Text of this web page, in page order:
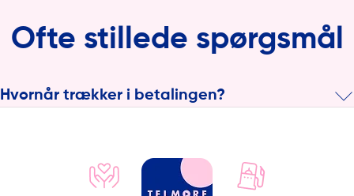
Ofte stillede spørgsmål
Hvornår trækker i betalingen?
Du kan se forbrug og betaling, når din faktura kommer i